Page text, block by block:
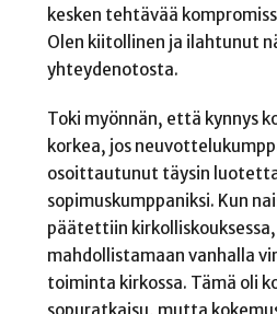
kesken tehtävää
Olen kiitollinen ja ilahtunut
yhteydenotosta.
Toki myönnän, että kynnys
korkea, jos
osoittautunut täysin
sopimuskumppaniksi. Kun
päätettiin
mahdollistamaan vanhalla
toiminta kirkossa. Tämä oli